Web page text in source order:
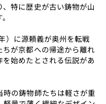
特に歴史が古い鋳物が山
）に源頼義が奥州を転戦
が京都への帰途から離れ
始めたとされる伝説があ
の鋳物師たちは軽さが重